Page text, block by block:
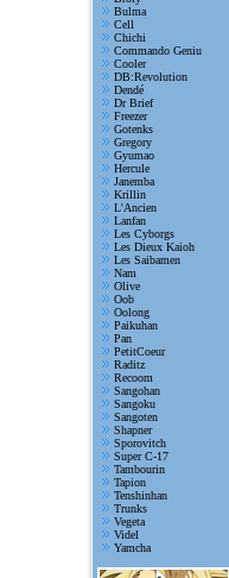
Bulma
Cell
Chichi
Commando Geniu
Cooler
DB:Revolution
Dendé
Dr Brief
Freezer
Gotenks
Gregory
Gyumao
Hercule
Janemba
Krillin
L'Ancien
Lanfan
Les Cyborgs
Les Dieux Kaioh
Les Saibamen
Nam
Olive
Oob
Oolong
Paikuhan
Pan
PetitCoeur
Raditz
Recoom
Sangohan
Sangoku
Sangoten
Shapner
Sporovitch
Super C-17
Tambourin
Tapion
Tenshinhan
Trunks
Vegeta
Videl
Yamcha